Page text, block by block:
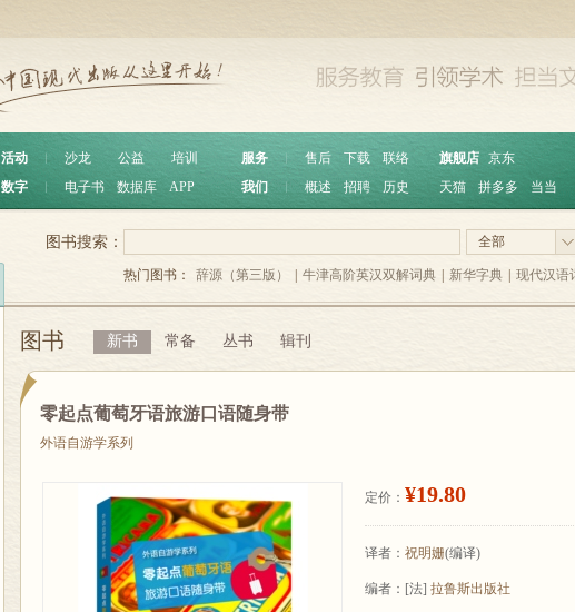
活动 沙龙 公益
培训
数字
电子书 数据库 APP
服务 ︱ 售后 下载
联络
我们
概述 招聘 历史
旗舰店 京东
天猫
拼多多 当当
全部
图书搜索：
热门图书： 辞源（第三版） 牛津高阶英汉双解词典 新华字典 现代汉语
图书 新书 常备 丛书 辑刊
零起点葡萄牙语旅游口语随身带
外语自游学系列
定价： ¥19.80
译者： 祝明姗(编译)
编者： [法] 拉鲁斯出版社